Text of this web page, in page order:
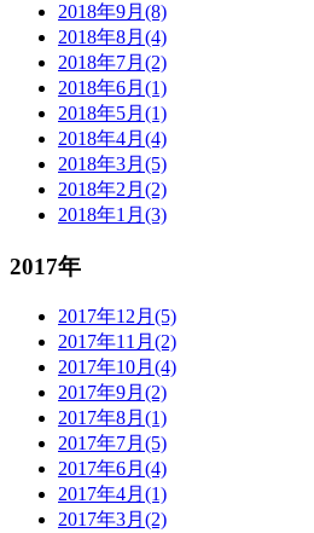
2018年9月(8)
2018年8月(4)
2018年7月(2)
2018年6月(1)
2018年5月(1)
2018年4月(4)
2018年3月(5)
2018年2月(2)
2018年1月(3)
2017年
2017年12月(5)
2017年11月(2)
2017年10月(4)
2017年9月(2)
2017年8月(1)
2017年7月(5)
2017年6月(4)
2017年4月(1)
2017年3月(2)